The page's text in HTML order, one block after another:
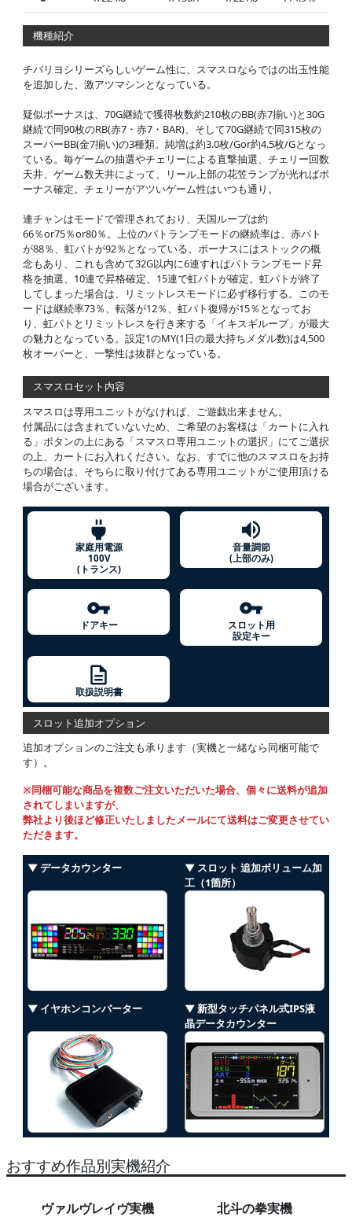
機種紹介
チバリヨシリーズらしいゲーム性に、スマスロならではの出玉性能
を追加した、激アツマシンとなっている。
疑似ボーナスは、70G継続で獲得枚数約210枚のBB(赤7揃い)と30G
継続で同90枚のRB(赤7・赤7・BAR)、そして70G継続で同315枚の
スーパーBB(金7揃い)の3種類。純増は約3.0枚/Gor約4.5枚/Gとなっ
ている。毎ゲームの抽選やチェリーによる直撃抽選、チェリー回数
天井、ゲーム数天井によって、リール上部の花笠ランプが光ればボ
ーナス確定。チェリーがアツいゲーム性はいつも通り。
連チャンはモードで管理されており、天国ループは約
66％or75％or80％。上位のパトランプモードの継続率は、赤パト
が88％、虹パトが92％となっている。ボーナスにはストックの概
念もあり、これも含めて32G以内に6連すればパトランプモード昇
格を抽選、10連で昇格確定、15連で虹パトが確定。虹パトが終了
してしまった場合は、リミットレスモードに必ず移行する。このモ
ードは継続率73％、転落が12％、虹パト復帰が15％となってお
り、虹パトとリミットレスを行き来する「イキスギループ」が最大
の魅力となっている。設定1のMY(1日の最大持ちメダル数)は4,500
枚オーバーと、一撃性は抜群となっている。
スマスロセット内容
スマスロは専用ユニットがなければ、ご遊戯出来ません。
付属品には含まれていないため、ご希望のお客様は「カートに入れ
る」ボタンの上にある「スマスロ専用ユニットの選択」にてご選択
の上、カートにお入れください。なお、すでに他のスマスロをお持
ちの場合は、そちらに取り付けてある専用ユニットがご使用頂ける
場合がございます。
家庭用電源
100V
(トランス)
音量調節
(上部のみ)
ドアキー
スロット用
設定キー
取扱説明書
スロット追加オプション
追加オプションのご注文も承ります（実機と一緒なら同梱可能で
す）。
※同梱可能な商品を複数ご注文いただいた場合、個々に送料が追加
されてしまいますが、
弊社より後ほど修正いたしましたメールにて送料はご変更させてい
ただきます。
▼ データカウンター
▼ スロット 追加ボリューム加
工（1箇所）
▼ イヤホンコンバーター
▼ 新型タッチパネル式IPS液
晶データカウンター
おすすめ作品別実機紹介
ヴァルヴレイヴ実機 北斗の拳実機